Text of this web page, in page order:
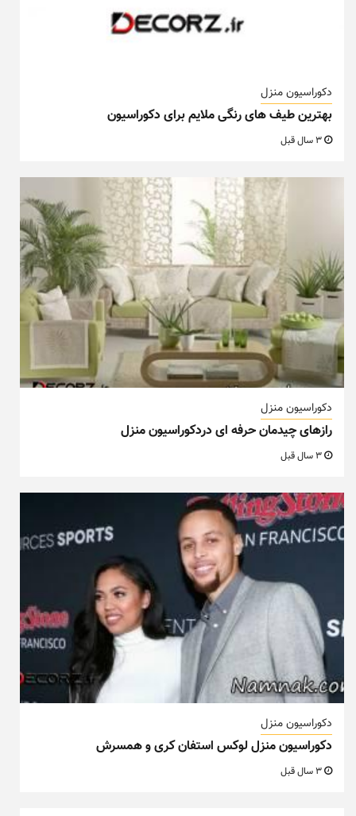
دکوراسیون منزل
بهترین طیف های رنگی ملایم برای دکوراسیون
دکوراسیون منزل
رازهای چیدمان حرفه ای دردکوراسیون منزل
دکوراسیون منزل
دکوراسیون منزل لوکس استفان کری و همسرش